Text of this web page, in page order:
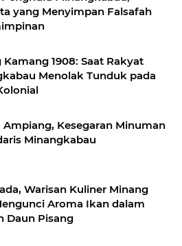
yang Menyimpan Falsafah
Kamang 1908: Saat Rakyat
Menolak Tunduk pada
Kesegaran Minuman
Minangkabau
Warisan Kuliner Minang
Aroma Ikan dalam
Daun Pisang